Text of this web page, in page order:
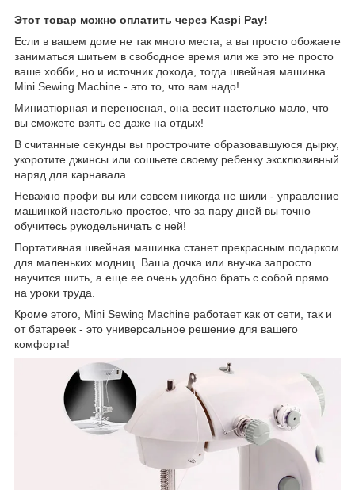
Этот товар можно оплатить через Kaspi Pay!
Если в вашем доме не так много места, а вы просто обожаете
заниматься шитьем в свободное время или же это не просто
ваше хобби, но и источник дохода, тогда швейная машинка
Mini Sewing Machine - это то, что вам надо!
Миниатюрная и переносная, она весит настолько мало, что
вы сможете взять ее даже на отдых!
В считанные секунды вы прострочите образовавшуюся дырку,
укоротите джинсы или сошьете своему ребенку эксклюзивный
наряд для карнавала.
Неважно профи вы или совсем никогда не шили - управление
машинкой настолько простое, что за пару дней вы точно
обучитесь рукодельничать с ней!
Портативная швейная машинка станет прекрасным подарком
для маленьких модниц. Ваша дочка или внучка запросто
научится шить, а еще ее очень удобно брать с собой прямо
на уроки труда.
Кроме этого, Mini Sewing Machine работает как от сети, так и
от батареек - это универсальное решение для вашего
комфорта!